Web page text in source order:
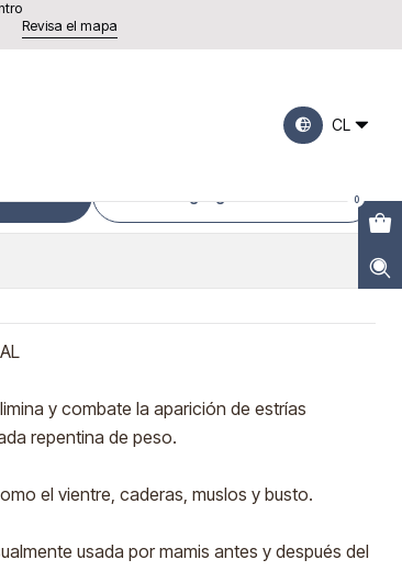
CL
0
Revisa el mapa
150 Ml
y combate la aparición de estrías
repentina de peso.
el vientre, caderas, muslos y busto.
usada por mamis antes y después del